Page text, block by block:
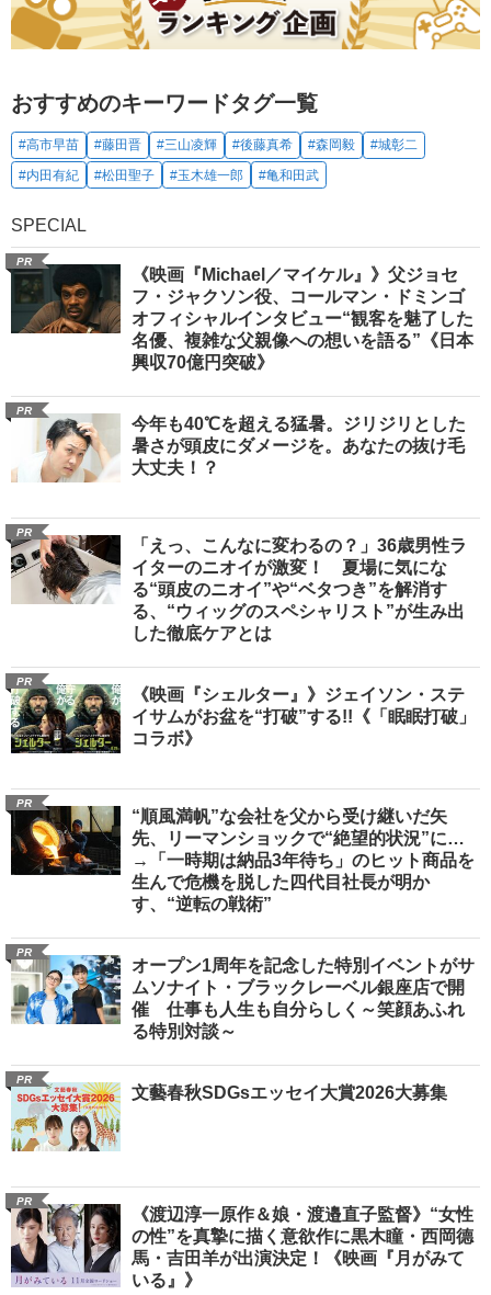
おすすめのキーワードタグ一覧
#高市早苗 #藤田晋 #三山凌輝 #後藤真希 #森岡毅
#城彰二
#内田有紀
#松田聖子 #玉木雄一郎 #亀和田武
SPECIAL
PR
《映画『Michael／マイケル』》父ジョセ
フ・ジャクソン役、コールマン・ドミンゴ
オフィシャルインタビュー“観客を魅了した
名優、複雑な父親像への想いを語る”《日本
興収70億円突破》
PR
今年も40℃を超える猛暑。ジリジリとした
暑さが頭皮にダメージを。あなたの抜け毛
大丈夫！？
PR
「えっ、こんなに変わるの？」36歳男性ラ
イターのニオイが激変！ 夏場に気にな
る“頭皮のニオイ”や“ベタつき”を解消す
る、“ウィッグのスペシャリスト”が生み出
した徹底ケアとは
PR
《映画『シェルター』》ジェイソン・ステ
イサムがお盆を“打破”する!!《「眠眠打破」
コラボ》
PR
“順風満帆”な会社を父から受け継いだ矢
先、リーマンショックで“絶望的状況”に…
→「一時期は納品3年待ち」のヒット商品を
生んで危機を脱した四代目社長が明か
す、“逆転の戦術”
PR
オープン1周年を記念した特別イベントがサ
ムソナイト・ブラックレーベル銀座店で開
催 仕事も人生も自分らしく～笑顔あふれ
る特別対談～
PR
文藝春秋SDGsエッセイ大賞2026大募集
PR
《渡辺淳一原作＆娘・渡邉直子監督》“女性
の性”を真摯に描く意欲作に黒木瞳・西岡德
馬・吉田羊が出演決定！《映画『月がみて
いる』》